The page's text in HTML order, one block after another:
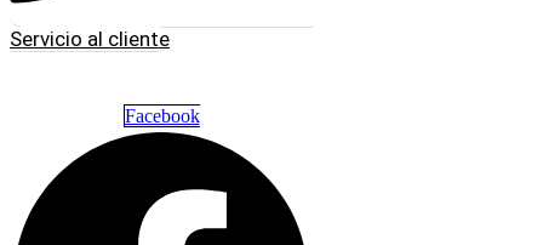
Servicio al cliente
Facebook